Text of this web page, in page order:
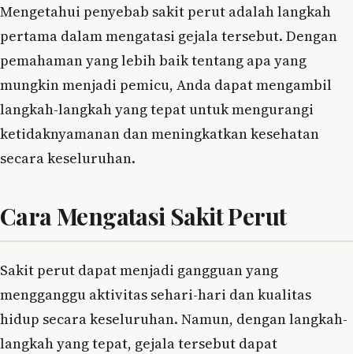
Mengetahui penyebab sakit perut adalah langkah
pertama dalam mengatasi gejala tersebut. Dengan
pemahaman yang lebih baik tentang apa yang
mungkin menjadi pemicu, Anda dapat mengambil
langkah-langkah yang tepat untuk mengurangi
ketidaknyamanan dan meningkatkan kesehatan
secara keseluruhan.
Cara Mengatasi Sakit Perut
Sakit perut dapat menjadi gangguan yang
mengganggu aktivitas sehari-hari dan kualitas
hidup secara keseluruhan. Namun, dengan langkah-
langkah yang tepat, gejala tersebut dapat